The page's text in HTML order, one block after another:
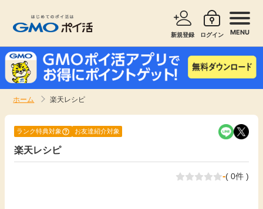
新規登録 ログイン MENU
ホーム 楽天レシピ
新着
サービスで探す ショッピングで探す
無料サービス
ランク特典対象 お友達紹介対象
楽天レシピ
-( 0件 )